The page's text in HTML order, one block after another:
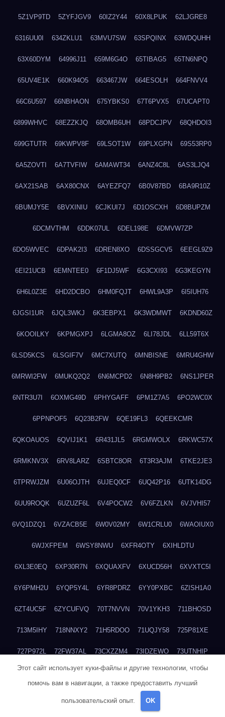
5Z1VP9TD 5ZYFJGV9 60IZ2Y44 60X8LPUK 62LJGRE8
6316UU0I 634ZKLU1 63MVU7SW 63SPQINX 63WDQUHH
63X60DYM 64996J11 659M6G4O 65TIBAG5 65TN6NPQ
65UV4E1K 660K94O5 663467JW 664ESOLH 664FNVV4
66C6U597 66NBHAON 675YBKS0 67T6PVX5 67UCAPT0
6899WHVC 68EZZKJQ 68OMB6UH 68PDCJPV 68QHDOI3
699GTUTR 69KWPV8F 69LSOT1W 69PLXGPN 69S53RP0
6A5ZOVTI 6A7TVFIW 6AMAWT34 6ANZ4C8L 6AS3LJQ4
6AX21SAB 6AX80CNX 6AYEZFQ7 6B0V87BD 6BA9R10Z
6BUMJY5E 6BVXINIU 6CJKUI7J 6D1OSCXH 6D8BUPZM
6DCMVTHM 6DDK07UL 6DEL198E 6DMVW7ZP
6DO5WVEC 6DPAK2I3 6DREN8XO 6DSSGCV5 6EEGL9Z9
6EI21UCB 6EMNTEE0 6F1DJ5WF 6G3CXI93 6G3KEGYN
6H6L0Z3E 6HD2DCBO 6HM0FQJT 6HWL9A3P 6I5IUH76
6JGSI1UR 6JQL3WKJ 6K3EBPX1 6K3WDMWT 6KDND60Z
6KOOILKY 6KPMGXPJ 6LGMA8OZ 6LI78JDL 6LL59T6X
6LSD5KCS 6LSGIF7V 6MC7XUTQ 6MNBISNE 6MRU4GHW
6MRWI2FW 6MUKQ2Q2 6N6MCPD2 6N8H9PB2 6NS1JPER
6NTR3U7I 6OXMG49D 6PHYGAFF 6PM1Z7A5 6PO2WC0X
6PPNPOF5 6Q23B2FW 6QE19FL3 6QEEKCMR
6QKOAUOS 6QVIJ1K1 6R431JL5 6RGMWOLX 6RKWC57X
6RMKNV3X 6RV8LARZ 6SBTC8OR 6T3R3AJM 6TKE2JE3
6TPRWJZM 6U06OJTH 6UJEQ0CF 6UQ42P16 6UTK14DG
6UU9ROQK 6UZUZF6L 6V4POCW2 6V6FZLKN 6VJVHI57
6VQ1DZQ1 6VZACB5E 6W0V02MY 6W1CRLU0 6WAOIUX0
6WJXFPEM 6WSY8NWU 6XFR4OTY 6XIHLDTU
6XL3E0EQ 6XP30R7N 6XQUAXFV 6XUCD56H 6XVXTC5I
6Y6PMH2U 6YQP5Y4L 6YR8PDRZ 6YY0PXBC 6ZISH1A0
6ZT4UC5F 6ZYCUFVQ 70T7NVVN 70V1YKH3 711BHOSD
713M5IHY 718NNXY2 71H5RDOO 71UQJY58 725P81XE
727P972L 72FW37AL 73CXZZM4 73IDZEWO 73UTNHIP
73VKAF4E 740HGIUK 745ACL1O 74DPJX4S 74DVDXRM
76BJGQ4F
Этот сайт использует куки-файлы и другие технологии, чтобы
помочь вам в навигации, а также предоставить лучший
пользовательский опыт. OK